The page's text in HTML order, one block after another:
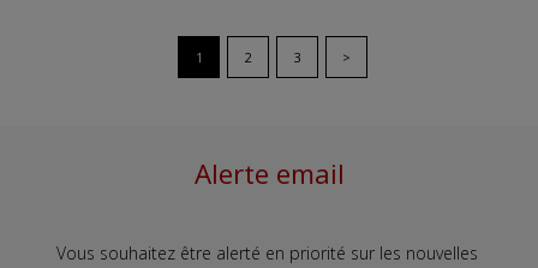
1 2 3 >
Alerte email
Vous souhaitez être alerté en priorité sur les nouvelles